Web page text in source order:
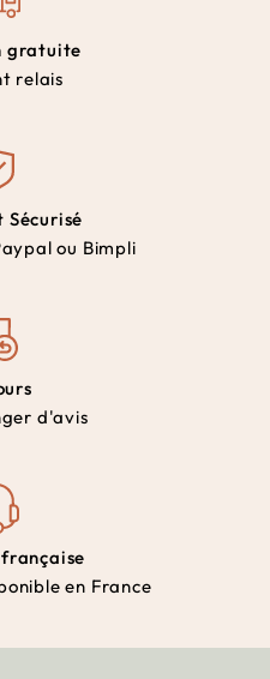
gratuite
relais
Sécurisé
ou Bimpli
d'avis
en France